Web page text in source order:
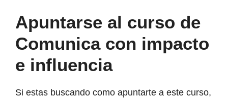
Apuntarse al curso de
Comunica con impacto
e influencia
Si estas buscando como apuntarte a este curso,